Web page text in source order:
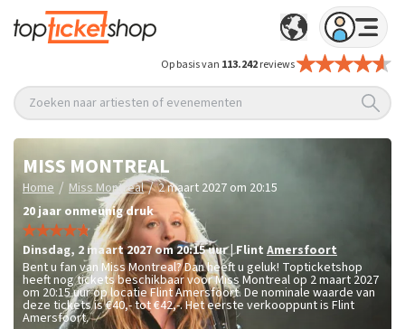
Op basis van 113.242reviews
Zoeken naar artiesten of evenementen
MISS MONTREAL
Home / Miss Montreal / 2 maart 2027 om 20:15
20 jaar onmeunig druk
dinsdag, 2 maart 2027 om 20:15uur|Flint Amersfoort
Bent u fan van Miss Montreal? Dan heeft u geluk! Topticketshop
heeft nog tickets beschikbaar voor Miss Montreal op 2 maart 2027
om 20:15 uur op locatie Flint Amersfoort. De nominale waarde van
deze tickets is€40,- tot €42,-. Het eerste verkooppunt is Flint
Amersfoort.